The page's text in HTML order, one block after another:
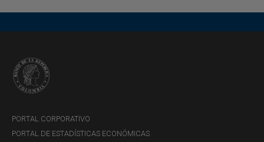
Complementario de Efectivo en Pasto - Servicio
prestado por Transportadora del Valores del Sur
(TVS)
Las Cuadras
Pasto, Nariño
PORTAL CORPORATIVO
PORTAL DE ESTADÍSTICAS ECONÓMICAS